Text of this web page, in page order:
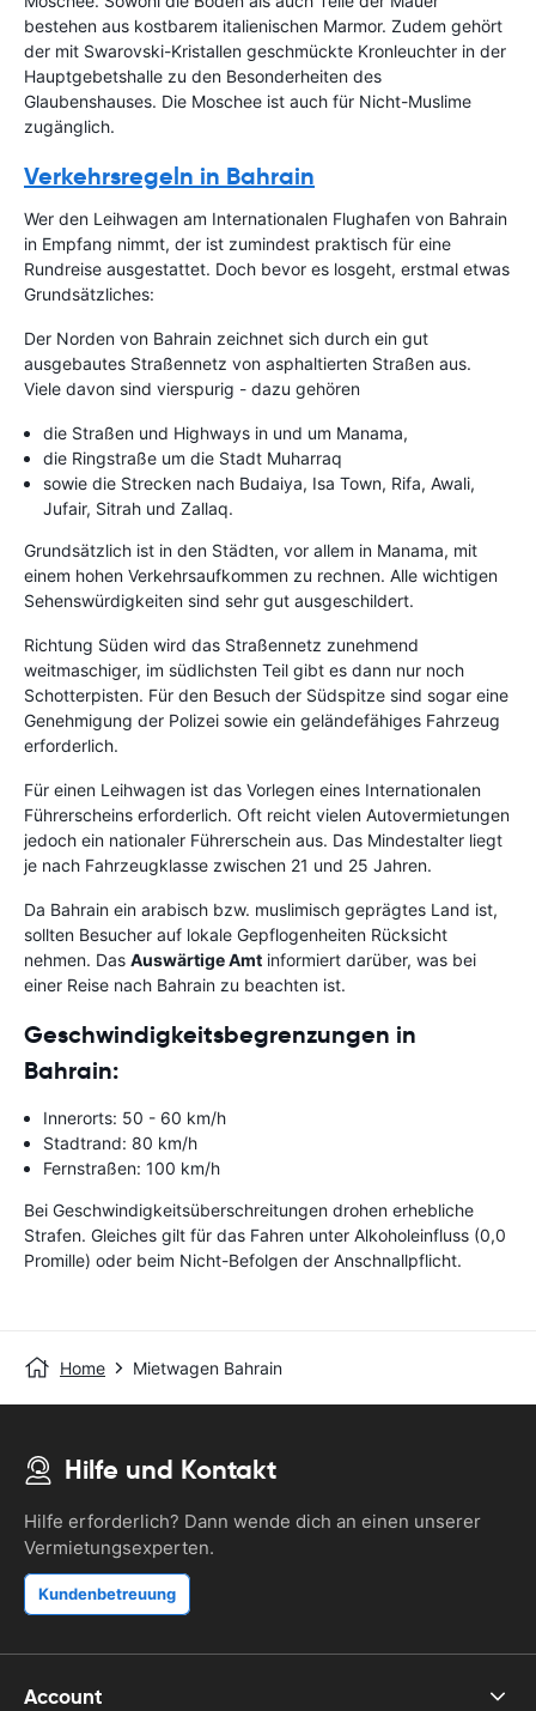
bestehen aus kostbarem italienischen Marmor. Zudem gehört
der mit Swarovski-Kristallen geschmückte Kronleuchter in der
Hauptgebetshalle zu den Besonderheiten des
Glaubenshauses. Die Moschee ist auch für Nicht-Muslime
zugänglich.
Verkehrsregeln in Bahrain
Wer den Leihwagen am Internationalen Flughafen von Bahrain
in Empfang nimmt, der ist zumindest praktisch für eine
Rundreise ausgestattet. Doch bevor es losgeht, erstmal etwas
Grundsätzliches:
Der Norden von Bahrain zeichnet sich durch ein gut
ausgebautes Straßennetz von asphaltierten Straßen aus.
Viele davon sind vierspurig - dazu gehören
die Straßen und Highways in und um Manama,
die Ringstraße um die Stadt Muharraq
sowie die Strecken nach Budaiya, Isa Town, Rifa, Awali,
Jufair, Sitrah und Zallaq.
Grundsätzlich ist in den Städten, vor allem in Manama, mit
einem hohen Verkehrsaufkommen zu rechnen. Alle wichtigen
Sehenswürdigkeiten sind sehr gut ausgeschildert.
Richtung Süden wird das Straßennetz zunehmend
weitmaschiger, im südlichsten Teil gibt es dann nur noch
Schotterpisten. Für den Besuch der Südspitze sind sogar eine
Genehmigung der Polizei sowie ein geländefähiges Fahrzeug
erforderlich.
Für einen Leihwagen ist das Vorlegen eines Internationalen
Führerscheins erforderlich. Oft reicht vielen Autovermietungen
jedoch ein nationaler Führerschein aus. Das Mindestalter liegt
je nach Fahrzeugklasse zwischen 21 und 25 Jahren.
Da Bahrain ein arabisch bzw. muslimisch geprägtes Land ist,
sollten Besucher auf lokale Gepflogenheiten Rücksicht
nehmen. Das Auswärtige Amt informiert darüber, was bei
einer Reise nach Bahrain zu beachten ist.
Geschwindigkeitsbegrenzungen in
Bahrain:
Innerorts: 50 - 60 km/h
Stadtrand: 80 km/h
Fernstraßen: 100 km/h
Bei Geschwindigkeitsüberschreitungen drohen erhebliche
Strafen. Gleiches gilt für das Fahren unter Alkoholeinfluss (0,0
Promille) oder beim Nicht-Befolgen der Anschnallpflicht.
Home Mietwagen Bahrain
Hilfe und Kontakt
Hilfe erforderlich? Dann wende dich an einen unserer
Vermietungsexperten.
Kundenbetreuung
Account